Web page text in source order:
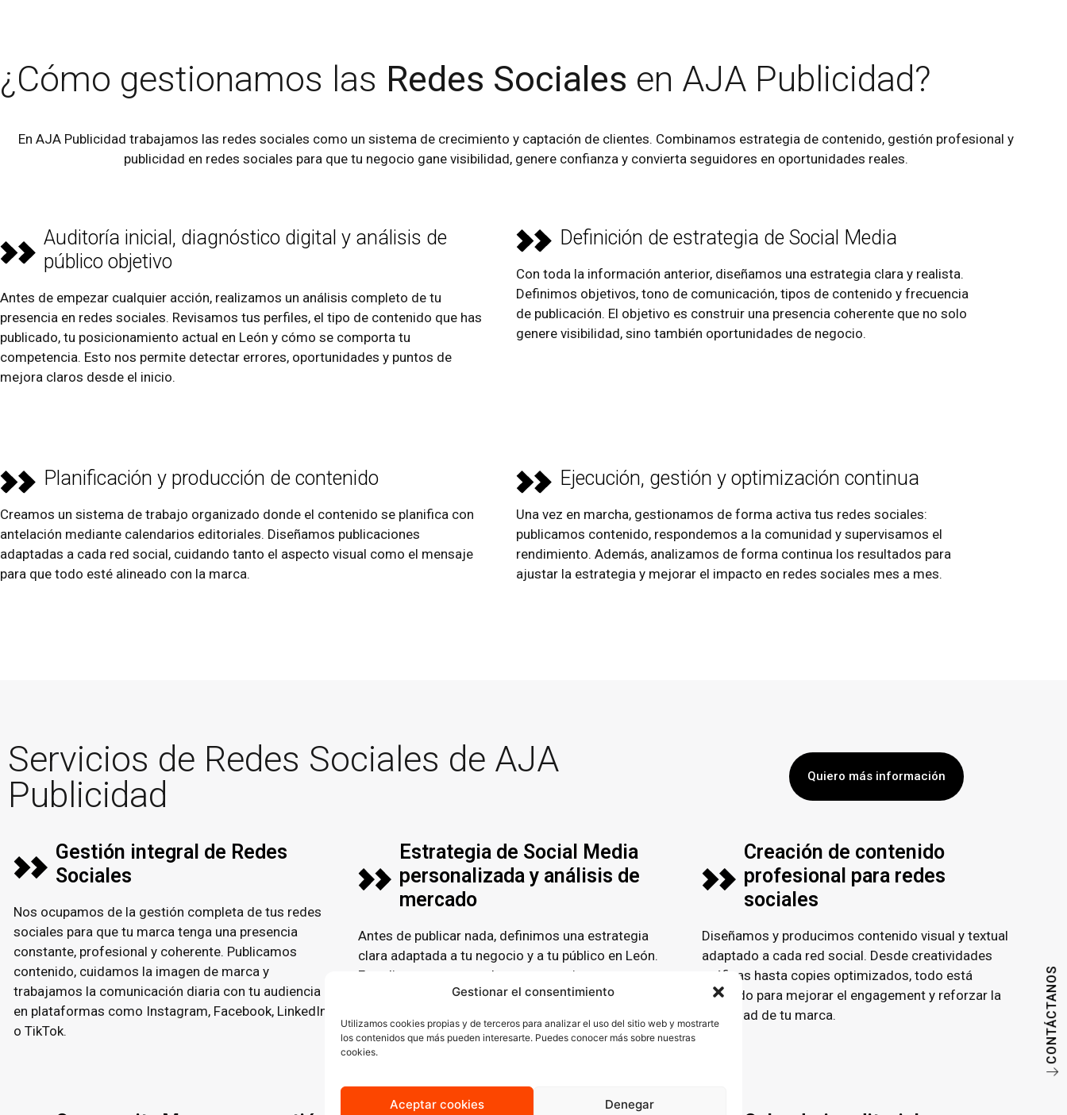
Gestionar el consentimiento
Utilizamos cookies propias y de terceros para analizar el uso del sitio web y mostrarte
los contenidos que más pueden interesarte. Puedes conocer más sobre nuestras
cookies.
Aceptar cookies Denegar
CONTÁCTANOS
¿Cómo gestionamos las Redes Sociales en AJA Publicidad?
En AJA Publicidad trabajamos las redes sociales como un sistema de crecimiento y captación de clientes. Combinamos estrategia de contenido, gestión profesional y
publicidad en redes sociales para que tu negocio gane visibilidad, genere confianza y convierta seguidores en oportunidades reales.
Auditoría inicial, diagnóstico digital y análisis de
público objetivo
Antes de empezar cualquier acción, realizamos un análisis completo de tu
presencia en redes sociales. Revisamos tus perfiles, el tipo de contenido que has
publicado, tu posicionamiento actual en León y cómo se comporta tu
competencia. Esto nos permite detectar errores, oportunidades y puntos de
mejora claros desde el inicio.
Definición de estrategia de Social Media
Con toda la información anterior, diseñamos una estrategia clara y realista.
Definimos objetivos, tono de comunicación, tipos de contenido y frecuencia
de publicación. El objetivo es construir una presencia coherente que no solo
genere visibilidad, sino también oportunidades de negocio.
Planificación y producción de contenido
Creamos un sistema de trabajo organizado donde el contenido se planifica con
antelación mediante calendarios editoriales. Diseñamos publicaciones
adaptadas a cada red social, cuidando tanto el aspecto visual como el mensaje
para que todo esté alineado con la marca.
Ejecución, gestión y optimización continua
Una vez en marcha, gestionamos de forma activa tus redes sociales:
publicamos contenido, respondemos a la comunidad y supervisamos el
rendimiento. Además, analizamos de forma continua los resultados para
ajustar la estrategia y mejorar el impacto en redes sociales mes a mes.
Servicios de Redes Sociales de AJA
Publicidad
Quiero más información
Gestión integral de Redes
Sociales
Nos ocupamos de la gestión completa de tus redes
sociales para que tu marca tenga una presencia
constante, profesional y coherente. Publicamos
contenido, cuidamos la imagen de marca y
trabajamos la comunicación diaria con tu audiencia
en plataformas como Instagram, Facebook, LinkedIn
o TikTok.
Estrategia de Social Media
personalizada y análisis de
mercado
Antes de publicar nada, definimos una estrategia
clara adaptada a tu negocio y a tu público en León.
Estudiamos tu sector, la competencia, tu
posicionamiento actual y a tu cliente ideal para
adaptado a lo que realmente funciona en tu
mercado.
Creación de contenido
profesional para redes
sociales
Diseñamos y producimos contenido visual y textual
adaptado a cada red social. Desde creatividades
gráficas hasta copies optimizados, todo está
pensado para mejorar el engagement y reforzar la
identidad de tu marca.